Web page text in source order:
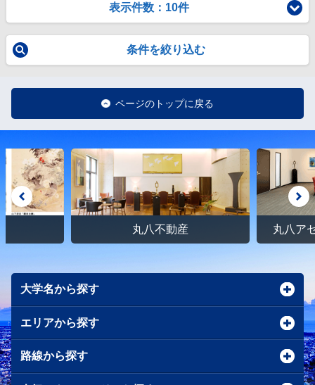
表示件数：10件
条件を絞り込む
ページのトップに戻る
丸八不動産 丸八ア
大学名から探す
エリアから探す
路線から探す